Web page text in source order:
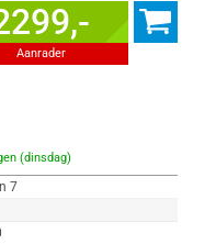
Aanrader
(dinsdag)
7